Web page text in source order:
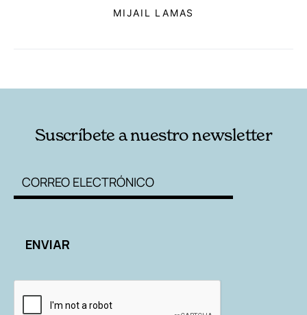
MIJAIL LAMAS
Suscríbete a nuestro newsletter